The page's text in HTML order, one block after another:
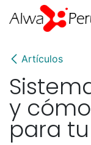
Ir al contenido
Artículos
y
para